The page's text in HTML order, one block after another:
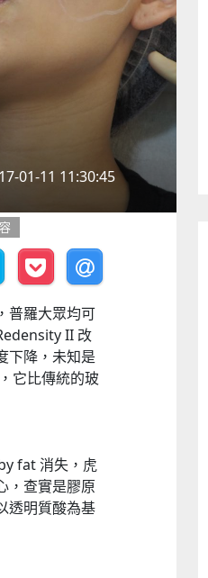
01-11 11:30:45
普羅大眾均可
II 改
下降，未知是
它比傳統的玻
fat 消失，虎
，查實是膠原
透明質酸為基